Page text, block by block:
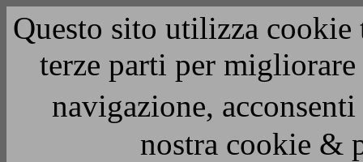
Questo sito utilizza
terze parti per
navigazione,
nostra cookie &